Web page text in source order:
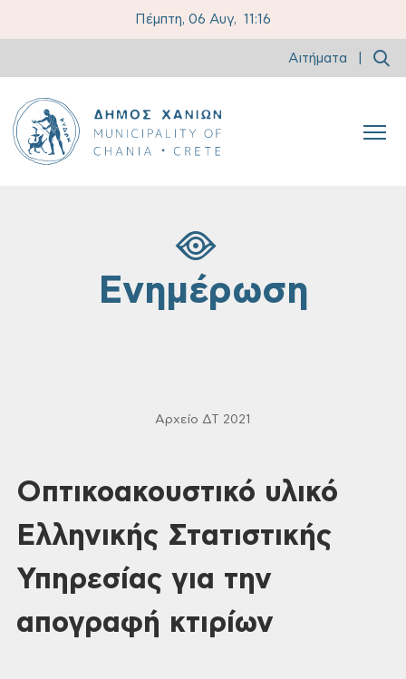
Πέμπτη, 06 Αυγ, 11:16
Αιτήματα
Ενημέρωση
Αρχείο ΔΤ 2021
Οπτικοακουστικό υλικό
Ελληνικής Στατιστικής
Υπηρεσίας για την
απογραφή κτιρίων